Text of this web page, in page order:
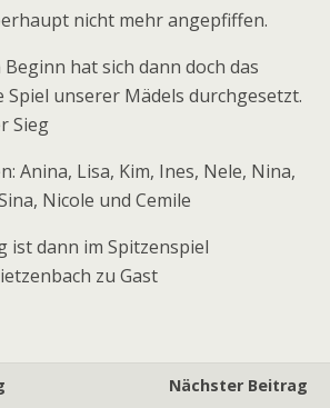
nicht mehr angepfiffen.
Beginn hat sich dann doch das
Spiel unserer Mädels durchgesetzt.
Sieg
Anina, Lisa, Kim, Ines, Nele, Nina,
Nicole und Cemile
ist dann im Spitzenspiel
zu Gast
Nächster Beitrag